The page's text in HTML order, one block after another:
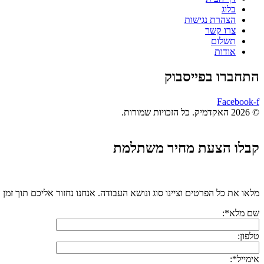
בלוג
הצהרת נגישות
צרו קשר
תשלום
אודות
התחברו בפייסבוק
Facebook-f
© 2026 האקדמיק. כל הזכויות שמורות.
קבלו הצעת מחיר משתלמת
מלאו את כל הפרטים וציינו סוג ונושא העבודה. אנחנו נחזור אליכם תוך
שם מלא*:
טלפון:
אימייל*: